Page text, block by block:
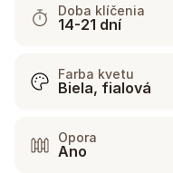
Doba klíčenia
14-21 dní
Farba kvetu
Biela, fialová
Opora
Ano